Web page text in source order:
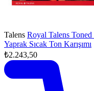
Talens Royal Talens
Yaprak Sıcak Ton Karışımı
₺2.243,50